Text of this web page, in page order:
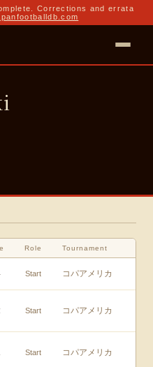
Corrections and errata
Role Tournament
Start コパアメリカ
Start コパアメリカ
Start コパアメリカ